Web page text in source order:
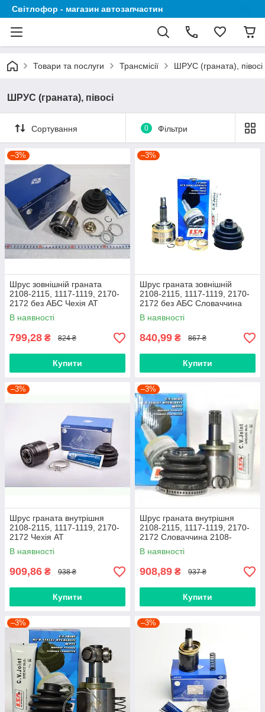
Світлофор - магазин автозапчастин
Товари та послуги Трансмісії ШРУС (граната), півосі
ШРУС (граната), півосі
Сортування 0 Фільтри
–3%
Шрус зовнішній граната
2108-2115, 1117-1119, 2170-
2172 без АБС Чехія AT
В наявності
799,28 ₴ 824 ₴
Купити
–3%
Шрус граната зовнішній
2108-2115, 1117-1119, 2170-
2172 без АБС Словаччина
LSA
В наявності
840,99 ₴ 867 ₴
Купити
–3%
Шрус граната внутрішня
2108-2115, 1117-1119, 2170-
2172 Чехія AT
В наявності
909,86 ₴ 938 ₴
Купити
–3%
Шрус граната внутрішня
2108-2115, 1117-1119, 2170-
2172 Словаччина 2108-
2215056 LSA
В наявності
908,89 ₴ 937 ₴
Купити
–3% –3%